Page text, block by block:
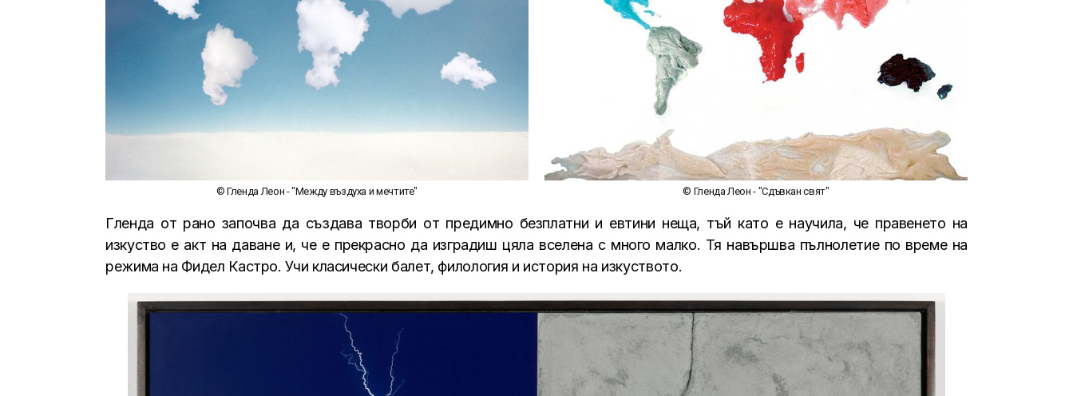
© Гленда Леон - "Между въздуха и мечтите" © Гленда Леон - "Сдъвкан свят"
Гленда от рано започва да създава творби от предимно безплатни и евтини неща, тъй като е научила, че правенето на
изкуство е акт на даване и, че е прекрасно да изградиш цяла вселена с много малко. Тя навършва пълнолетие по време на
режима на Фидел Кастро. Учи класически балет, филология и история на изкуството.